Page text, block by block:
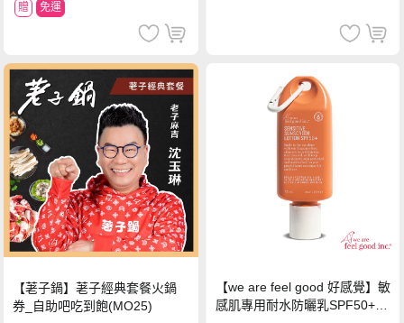
贈 免運
【荖子鍋】荖子經典套餐火鍋
券_自助吧吃到飽(MO25)
【we are feel good 好感覺】敏
感肌專用耐水防曬乳SPF50+ 7